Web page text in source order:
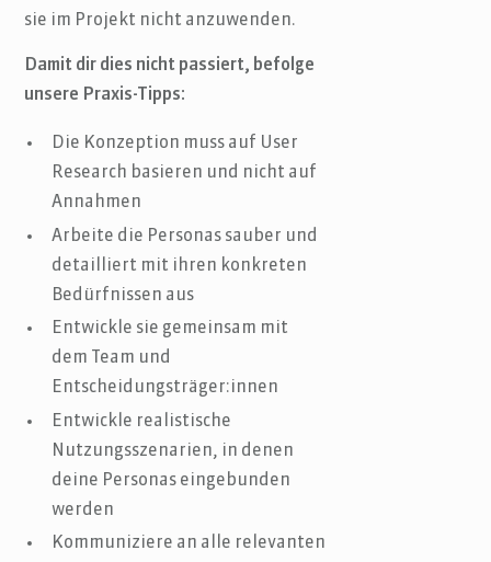
sie im Projekt nicht anzuwenden.
Damit dir dies nicht passiert, befolge
unsere Praxis-Tipps:
Die Konzeption muss auf User
Research basieren und nicht auf
Annahmen
Arbeite die Personas sauber und
detailliert mit ihren konkreten
Bedürfnissen aus
Entwickle sie gemeinsam mit
dem Team und
Entscheidungsträger:innen
Entwickle realistische
Nutzungsszenarien, in denen
deine Personas eingebunden
werden
Kommuniziere an alle relevanten